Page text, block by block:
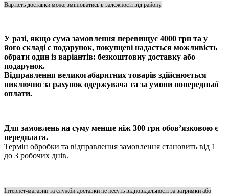
Вартість доставки може змінюватись в залежності від району
У разі, якщо сума замовлення перевищує 4000 грн та у
його складі є подарунок, покупцеві надається можливість
обрати один із варіантів: безкоштовну доставку або
подарунок.
Відправлення великогабаритних товарів здійснюється
виключно за рахунок одержувача та за умови попередньої
оплати.
Для замовлень на суму менше ніж 300 грн обов’язковою є
передплата.
Термін обробки та відправлення замовлення становить від 1
до 3 робочих днів.
Інтернет-магазин та служби доставки не несуть відповідальності за затримки або